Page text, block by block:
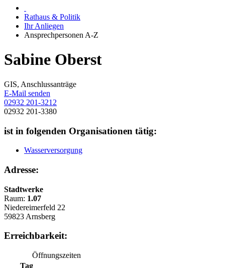
Rathaus & Politik
Ihr Anliegen
Ansprechpersonen A-Z
Sabine Oberst
GIS, Anschlussanträge
E-Mail senden
02932 201-3212
02932 201-3380
ist in folgenden Organisationen tätig:
Wasserversorgung
Adresse:
Stadtwerke
Raum: 1.07
Niedereimerfeld 22
59823 Arnsberg
Erreichbarkeit:
Öffnungszeiten
Tag